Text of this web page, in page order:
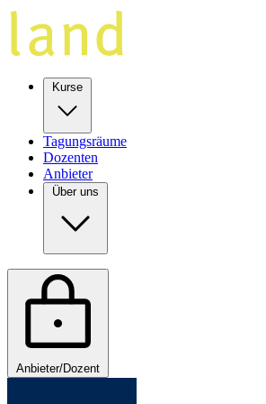
Kurse
Tagungsräume
Dozenten
Anbieter
Über uns
Anbieter/Dozent